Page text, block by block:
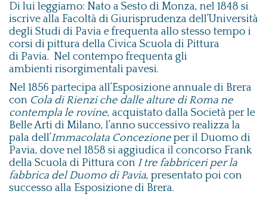
Di lui leggiamo: Nato a Sesto di Monza, nel 1848 si
iscrive alla Facoltà di Giurisprudenza dell’Università
degli Studi di Pavia e frequenta allo stesso tempo i
corsi di pittura della Civica Scuola di Pittura
di Pavia. Nel contempo frequenta gli
ambienti risorgimentali pavesi.
Nel 1856 partecipa all’Esposizione annuale di Brera
con Cola di Rienzi che dalle alture di Roma ne
contempla le rovine, acquistato dalla Società per le
Belle Arti di Milano, l’anno successivo realizza la
pala dell’Immacolata Concezioneper il Duomo di
Pavia, dove nel 1858 si aggiudica il concorso Frank
della Scuola di Pittura con I tre fabbriceri per la
fabbrica del Duomo di Pavia, presentato poi con
successo alla Esposizione di Brera.